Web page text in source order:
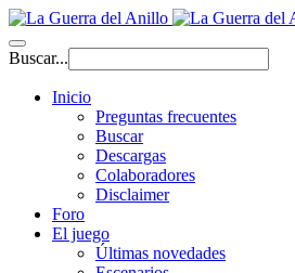
Buscar...
Inicio
Preguntas frecuentes
Buscar
Descargas
Colaboradores
Disclaimer
Foro
El juego
Últimas novedades